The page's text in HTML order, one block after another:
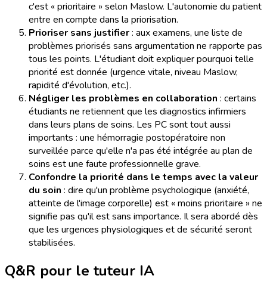
c'est « prioritaire » selon Maslow. L'autonomie du patient
entre en compte dans la priorisation.
Prioriser sans justifier: aux examens, une liste de
problèmes priorisés sans argumentation ne rapporte pas
tous les points. L'étudiant doit expliquer pourquoi telle
priorité est donnée (urgence vitale, niveau Maslow,
rapidité d'évolution, etc.).
Négliger les problèmes en collaboration : certains
étudiants ne retiennent que les diagnostics infirmiers
dans leurs plans de soins. Les PC sont tout aussi
importants : une hémorragie postopératoire non
surveillée parce qu'elle n'a pas été intégrée au plan de
soins est une faute professionnelle grave.
Confondre la priorité dans le temps avec la valeur
du soin : dire qu'un problème psychologique (anxiété,
atteinte de l'image corporelle) est « moins prioritaire » ne
signifie pas qu'il est sans importance. Il sera abordé dès
que les urgences physiologiques et de sécurité seront
stabilisées.
Q&R pour le tuteur IA